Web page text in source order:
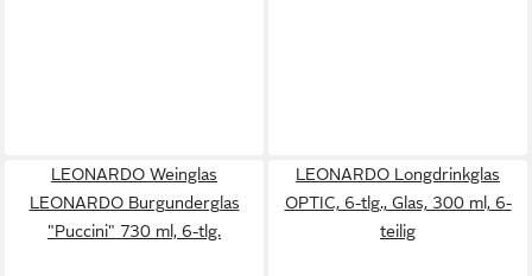
LEONARDO Weinglas
LEONARDO Burgunderglas
"Puccini" 730 ml, 6-tlg.
LEONARDO Longdrinkglas
OPTIC, 6-tlg., Glas, 300 ml, 6-
teilig